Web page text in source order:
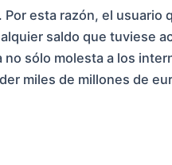
esta razón, el usuario
saldo que tuviese
sólo molesta a los
miles de millones de